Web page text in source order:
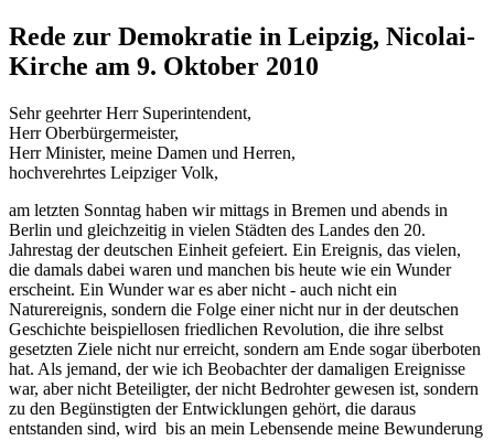
Rede zur Demokratie in Leipzig, Nicolai-
Kirche am 9. Oktober 2010
Sehr geehrter Herr Superintendent,
Herr Oberbürgermeister,
Herr Minister, meine Damen und Herren,
hochverehrtes Leipziger Volk,
am letzten Sonntag haben wir mittags in Bremen und abends in
Berlin und gleichzeitig in vielen Städten des Landes den 20.
Jahrestag der deutschen Einheit gefeiert. Ein Ereignis, das vielen,
die damals dabei waren und manchen bis heute wie ein Wunder
erscheint. Ein Wunder war es aber nicht - auch nicht ein
Naturereignis, sondern die Folge einer nicht nur in der deutschen
Geschichte beispiellosen friedlichen Revolution, die ihre selbst
gesetzten Ziele nicht nur erreicht, sondern am Ende sogar überboten
hat. Als jemand, der wie ich Beobachter der damaligen Ereignisse
war, aber nicht Beteiligter, der nicht Bedrohter gewesen ist, sondern
zu den Begünstigten der Entwicklungen gehört, die daraus
entstanden sind, wird bis an mein Lebensende meine Bewunderung